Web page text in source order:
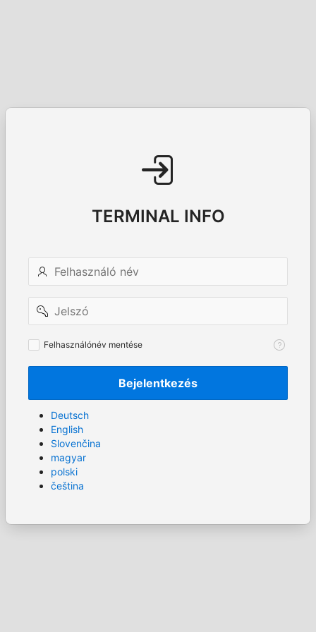
TERMINAL INFO
Felhasználó
név
Jelszó
Felhasználónév
Felhasználónév mentése
Bejelentkezés
Deutsch
English
Slovenčina
magyar
polski
čeština